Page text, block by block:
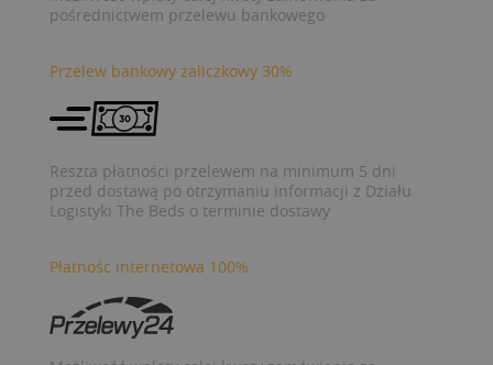
pośrednictwem przelewu bankowego
Przelew bankowy zaliczkowy 30%
Reszta płatności przelewem na minimum 5 dni
przed dostawą po otrzymaniu informacji z Działu
Logistyki The Beds o terminie dostawy
Płatnośc internetowa 100%